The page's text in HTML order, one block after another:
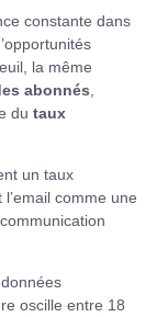
constante dans
la même
abonnés
du taux
un taux
comme une
oscille entre 18